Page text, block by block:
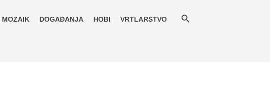
MOZAIK DOGAĐANJA HOBI VRTLARSTVO